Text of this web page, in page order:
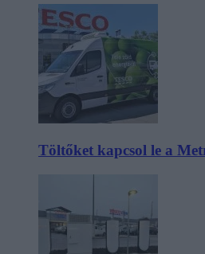
Töltőket kapcsol le a